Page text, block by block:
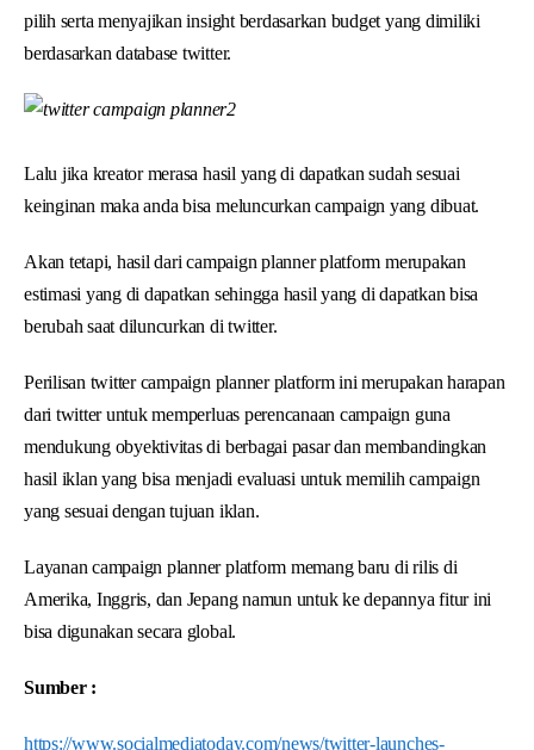
pilih serta menyajikan insight berdasarkan budget yang dimiliki
berdasarkan database twitter.
Lalu jika kreator merasa hasil yang di dapatkan sudah sesuai
keinginan maka anda bisa meluncurkan campaign yang dibuat.
Akan tetapi, hasil dari campaign planner platform merupakan
estimasi yang di dapatkan sehingga hasil yang di dapatkan bisa
berubah saat diluncurkan di twitter.
Perilisan twitter campaign planner platform ini merupakan harapan
dari twitter untuk memperluas perencanaan campaign guna
mendukung obyektivitas di berbagai pasar dan membandingkan
hasil iklan yang bisa menjadi evaluasi untuk memilih campaign
yang sesuai dengan tujuan iklan.
Layanan campaign planner platform memang baru di rilis di
Amerika, Inggris, dan Jepang namun untuk ke depannya fitur ini
bisa digunakan secara global.
Sumber :
https://www.socialmediatoday.com/news/twitter-launches-